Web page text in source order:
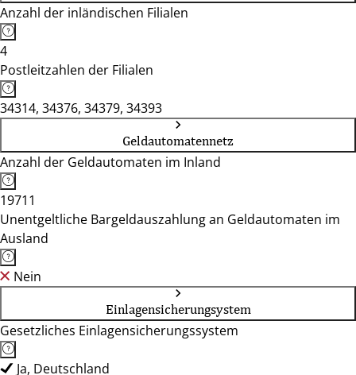
Anzahl der inländischen Filialen
4
Postleitzahlen der Filialen
34314, 34376, 34379, 34393
Geldautomatennetz
Anzahl der Geldautomaten im Inland
19711
Unentgeltliche Bargeldauszahlung an Geldautomaten im
Ausland
Nein
Einlagensicherungsystem
Gesetzliches Einlagensicherungssystem
Ja, Deutschland